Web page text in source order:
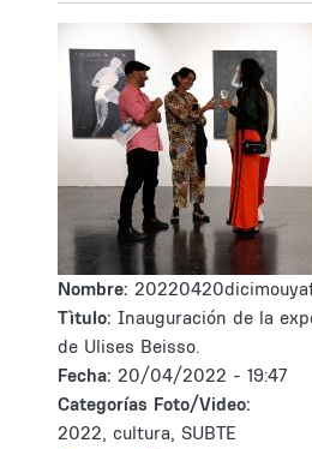
Nombre:
Tìtulo: Inauguración de la
de Ulises Beisso.
Fecha: 20/04/2022 - 19:47
Categorías Foto/Video:
2022, cultura, SUBTE